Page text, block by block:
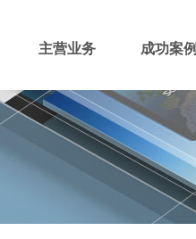
主营业务 成功案例
域名注册